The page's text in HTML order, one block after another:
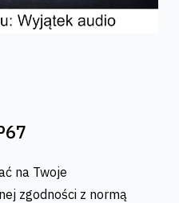
na Twoje
zgodności z normą